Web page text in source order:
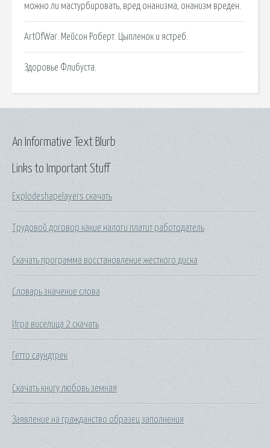
можно ли мастурбировать, вред онанизма, онанизм вреден.
ArtOfWar. Мейсон Роберт. Цыпленок и ястреб.
Здоровье Флибуста.
Links to Important Stuff
Explodeshapelayers скачать
Трудовой договор какие налоги платит работодатель
Скачать программа восстановление жесткого диска
Словарь значение слова
Игра виселица 2 скачать
Гетто саундтрек
Скачать книгу любовь земная
Заявление на гражданство образец заполнения
An Informative Text Blurb